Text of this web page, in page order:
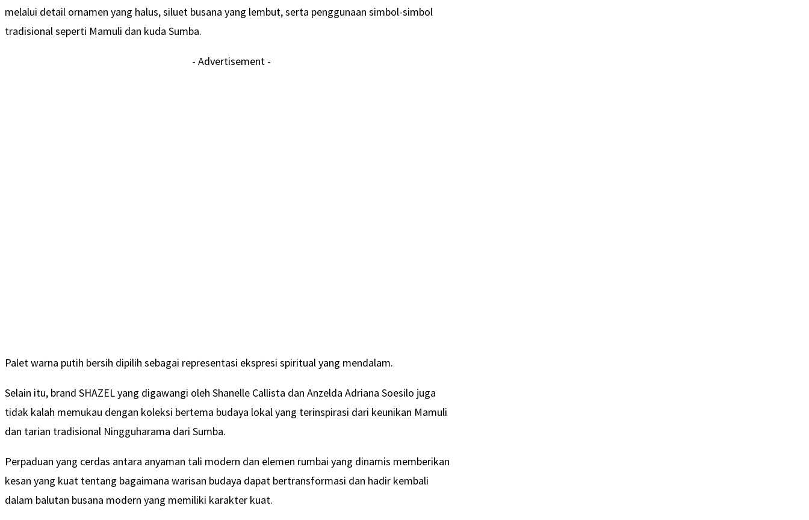
melalui detail ornamen yang halus, siluet busana yang lembut, serta penggunaan simbol-simbol
tradisional seperti Mamuli dan kuda Sumba.
- Advertisement -
Palet warna putih bersih dipilih sebagai representasi ekspresi spiritual yang mendalam.
Selain itu, brand SHAZEL yang digawangi oleh Shanelle Callista dan Anzelda Adriana Soesilo juga
tidak kalah memukau dengan koleksi bertema budaya lokal yang terinspirasi dari keunikan Mamuli
dan tarian tradisional Ningguharama dari Sumba.
Perpaduan yang cerdas antara anyaman tali modern dan elemen rumbai yang dinamis memberikan
kesan yang kuat tentang bagaimana warisan budaya dapat bertransformasi dan hadir kembali
dalam balutan busana modern yang memiliki karakter kuat.